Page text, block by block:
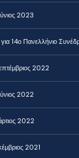
2023
14ο Πανελλήνιο
2022
2022
2022
2021